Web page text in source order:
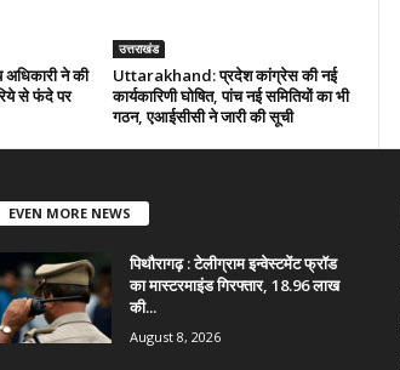
ने की
से फंदे पर
उत्तराखंड
Uttarakhand: प्रदेश कांग्रेस की नई
कार्यकारिणी घोषित, पांच नई समितियों का भी
गठन, एआईसीसी ने जारी की सूची
EVEN MORE NEWS
पिथौरागढ़ : टेलीग्राम इन्वेस्टमेंट फ्रॉड
का मास्टरमाइंड गिरफ्तार, 18.96 लाख
की...
August 8, 2026